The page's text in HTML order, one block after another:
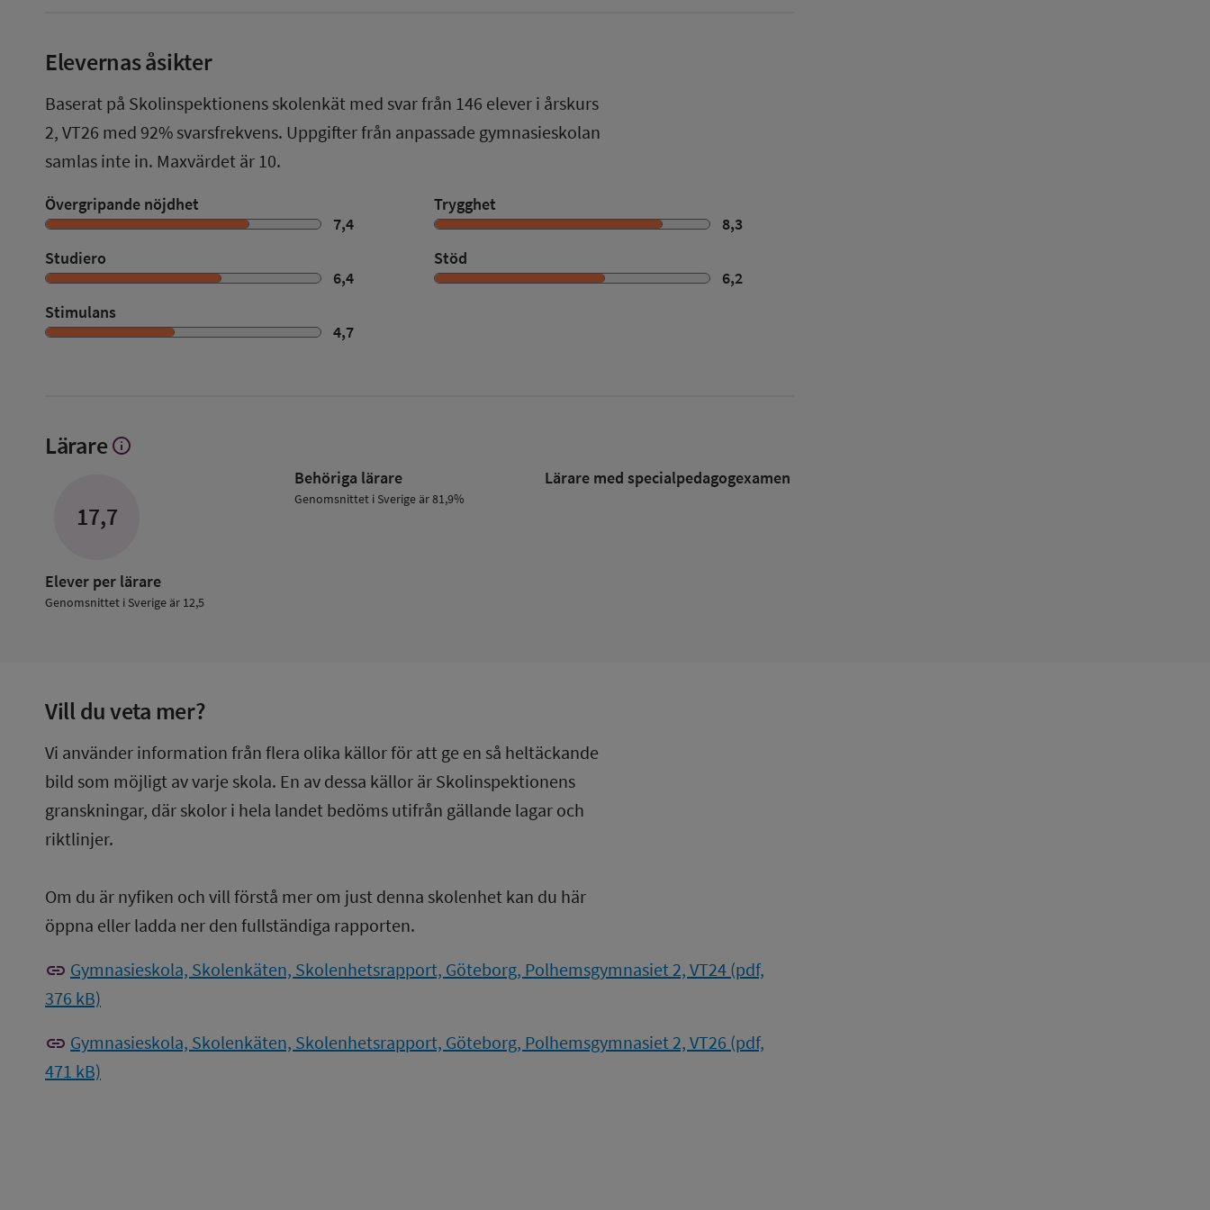
Elevernas åsikter
Baserat på Skolinspektionens skolenkät med svar från 146 elever i årskurs
2, VT26 med 92% svarsfrekvens. Uppgifter från anpassade gymnasieskolan
samlas inte in. Maxvärdet är 10.
Övergripande nöjdhet
7,4
Trygghet
8,3
Studiero
6,4
Stöd
6,2
Stimulans
4,7
Lärare Visa
info
17,7
Elever per lärare
Genomsnittet i Sverige är 12,5
Behöriga lärare
Genomsnittet i Sverige är 81,9%
Lärare med specialpedagog­examen
Vill du veta mer?
Vi använder information från flera olika källor för att ge en så heltäckande
bild som möjligt av varje skola. En av dessa källor är Skolinspektionens
granskningar, där skolor i hela landet bedöms utifrån gällande lagar och
riktlinjer.
Om du är nyfiken och vill förstå mer om just denna skolenhet kan du här
öppna eller ladda ner den fullständiga rapporten.
link Gymnasieskola, Skolenkäten, Skolenhetsrapport, Göteborg, Polhemsgymnasiet 2, VT24 (pdf,
376 kB)
link Gymnasieskola, Skolenkäten, Skolenhetsrapport, Göteborg, Polhemsgymnasiet 2, VT26 (pdf,
471 kB)